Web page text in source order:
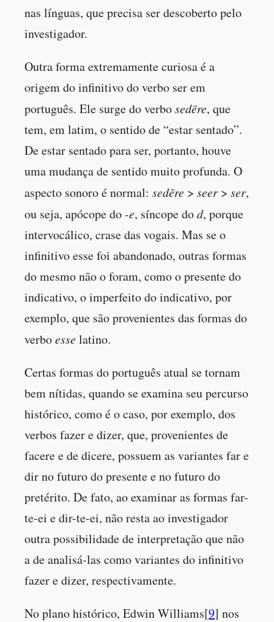
nas línguas, que precisa ser descoberto pelo
investigador.
Outra forma extremamente curiosa é a
origem do infinitivo do verbo ser em
português. Ele surge do verbosedēre, que
tem, em latim, o sentido de “estar sentado”.
De estar sentado para ser, portanto, houve
uma mudança de sentido muito profunda. O
aspecto sonoro é normal: sedēre > seer > ser,
ou seja, apócope do -e, síncope dod, porque
intervocálico, crase das vogais. Mas se o
infinitivo esse foi abandonado, outras formas
do mesmo não o foram, como o presente do
indicativo, o imperfeito do indicativo, por
exemplo, que são provenientes das formas do
verboesselatino.
Certas formas do português atual se tornam
bem nítidas, quando se examina seu percurso
histórico, como é o caso, por exemplo, dos
verbos fazer e dizer, que, provenientes de
facere e de dicere, possuem as variantes far e
dir no futuro do presente e no futuro do
pretérito. De fato, ao examinar as formas far-
te-ei e dir-te-ei, não resta ao investigador
outra possibilidade de interpretação que não
a de analisá-las como variantes do infinitivo
fazer e dizer, respectivamente.
No plano histórico, Edwin Williams[9] nos